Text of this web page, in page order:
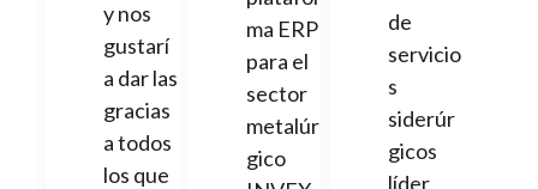
y nos
gustarí
a dar las
gracias
a todos
los que
ma ERP
para el
sector
metalúr
gico
de
servicio
s
siderúr
gicos
líder